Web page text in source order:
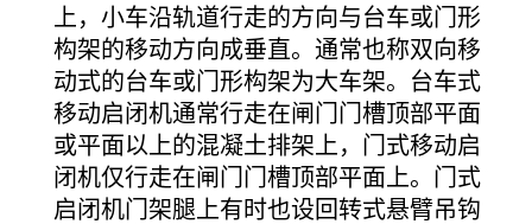
上，小车沿轨道行走的方向与台车或门形
构架的移动方向成垂直。通常也称双向移
动式的台车或门形构架为大车架。台车式
移动启闭机通常行走在闸门门槽顶部平面
或平面以上的混凝土排架上，门式移动启
闭机仅行走在闸门门槽顶部平面上。门式
启闭机门架腿上有时也设回转式悬臂吊钩